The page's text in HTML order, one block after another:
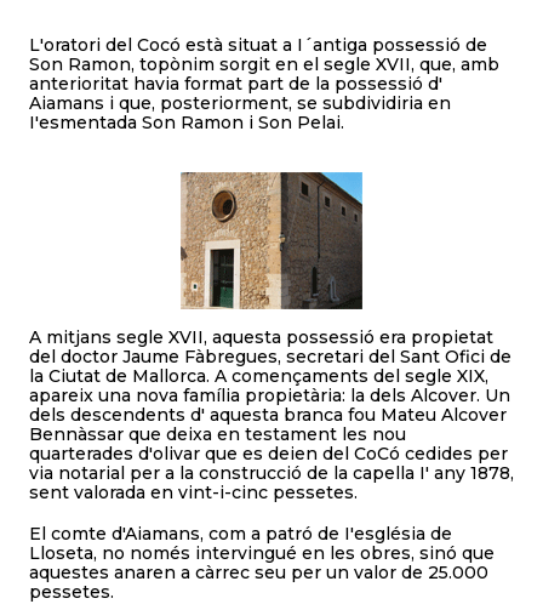
L'oratori del Cocó està situat a I´antiga possessió de
Son Ramon, topònim sorgit en el segle XVII, que, amb
anterioritat havia format part de la possessió d'
Aiamans i que, posteriorment, se subdividiria en
I'esmentada Son Ramon i Son Pelai.
A mitjans segle XVII, aquesta possessió era propietat
del doctor Jaume Fàbregues, secretari del Sant Ofici de
la Ciutat de Mallorca. A començaments del segle XIX,
apareix una nova família propietària: la dels Alcover. Un
dels descendents d' aquesta branca fou Mateu Alcover
Bennàssar que deixa en testament les nou
quarterades d'olivar que es deien del CoCó cedides per
via notarial per a la construcció de la capella I' any 1878,
sent valorada en vint-i-cinc pessetes.
El comte d'Aiamans, com a patró de I'església de
Lloseta, no només intervingué en les obres, sinó que
aquestes anaren a càrrec seu per un valor de 25.000
pessetes.